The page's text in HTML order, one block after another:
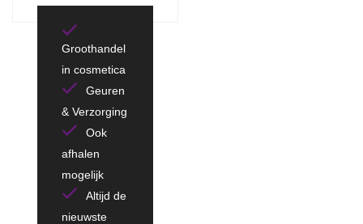
Groothandel
in cosmetica
Geuren
& Verzorging
Ook
afhalen
mogelijk
Altijd de
nieuwste